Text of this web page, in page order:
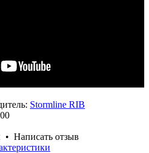
Stormline RIB
• Написать отзыв